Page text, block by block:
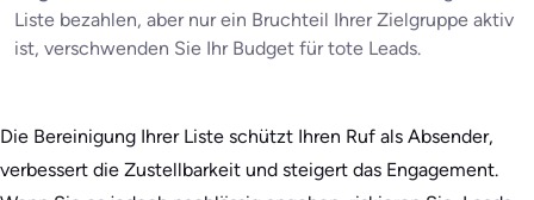
Liste bezahlen, aber nur ein Bruchteil Ihrer Zielgruppe aktiv
ist, verschwenden Sie Ihr Budget für tote Leads.
Die Bereinigung Ihrer Liste schützt Ihren Ruf als Absender,
verbessert die Zustellbarkeit und steigert das Engagement.